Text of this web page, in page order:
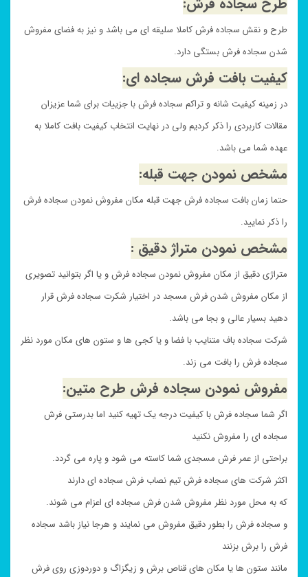
طرح و نقش سجاده فرش کاملا سلیقه ای می باشد و نیز به فضای مفروش
شدن سجاده فرش بستگی دارد.
کیفیت بافت فرش سجاده ای:
در زمینه کیفیت شانه و تراکم سجاده فرش با جزییات برای شما عزیزان
مقالات کاربردی را ذکر کردیم ولی در نهایت انتخاب کیفیت بافت کاملا به
عهده شما می باشد.
مشخص نمودن جهت قبله:
حتما زمان بافت سجاده فرش جهت قبله مکان مفروش نمودن سجاده فرش
را ذکر نمایید.
مشخص نمودن متراژ دقیق :
متراژی دقیق از مکان مفروش نمودن سجاده فرش و یا اگر بتوانید تصویری
از مکان مفروش شدن فرش مسجد در اختیار شکرت سجاده فرش قرار
دهید بسیار عالی و بجا می باشد.
شرکت سجاده باف متنایب با فضا و یا کجی ها و ستون های مکان مورد نظر
سجاده فرش را بافت می زند.
مفروش نمودن سجاده فرش طرح متین:
اگر شما سجاده فرش با کیفیت درجه یک تهیه کنید اما بدرستی فرش
سجاده ای را مفروش نکنید
براحتی از عمر فرش مسجدی شما کاسته می شود و پاره می گردد.
اکثر شرکت های سجاده فرش تیم نصاب فرش سجاده ای دارند
که به محل مورد نظر مفروش شدن فرش سجاده ای اعزام می شوند.
و سجاده فرش را بطور دقیق مفروش می نمایند و هرجا نیاز باشد سجاده
فرش را برش بزنند
مانند ستون ها یا مکان های قناص برش و زیگزاگ و دوردوزی روی فرش